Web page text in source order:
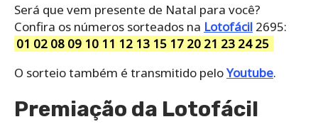
Será que vem presente de Natal para você?
Confira os números sorteados na Lotofácil 2695:
01 02 08 09 10 11 12 13 15 17 20 21 23 24 25
O sorteio também é transmitido peloYoutube.
Premiação da Lotofácil